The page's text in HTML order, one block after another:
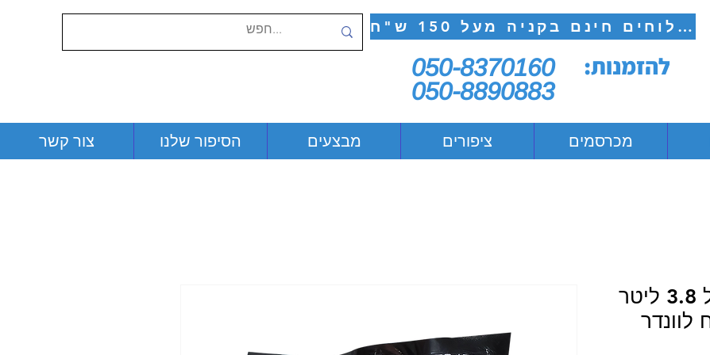
משלוחים חינם בקניה מעל 150 ש"ח
050-8370160
050-8890883
להזמנות:
צור קשר הסיפור שלנו מבצעים ציפורים מכרסמים
מצע קריסטל לחתול 3.8 ליטר